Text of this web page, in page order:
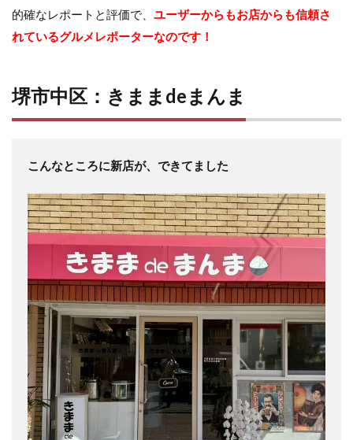
的確なレポートと評価で、 ユーザーからもお店からも信頼さ
れているグルメレポーターなのです！
堺市中区：きままdeまんま
こんなところに新店が、できてました